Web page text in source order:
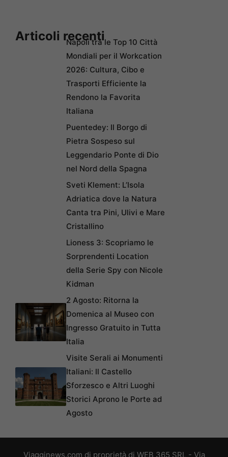
Articoli recentiNapoli tra le Top 10 Città
Mondiali per il Workcation
2026: Cultura, Cibo e
Trasporti Efficiente la
Rendono la Favorita
Italiana
Puentedey: Il Borgo di
Pietra Sospeso sul
Leggendario Ponte di Dio
nel Nord della Spagna
Sveti Klement: L’Isola
Adriatica dove la Natura
Canta tra Pini, Ulivi e Mare
Cristallino
Lioness 3: Scopriamo le
Sorprendenti Location
della Serie Spy con Nicole
Kidman
2 Agosto: Ritorna la
Domenica al Museo con
Ingresso Gratuito in Tutta
Italia
Visite Serali ai Monumenti
Italiani: Il Castello
Sforzesco e Altri Luoghi
Storici Aprono le Porte ad
Agosto
Viagginews.com di proprietà di WEB 365 SRL - Via